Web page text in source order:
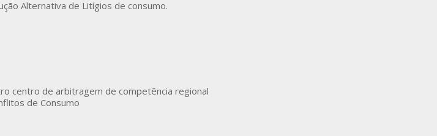
Alternativa de Litígios de consumo.
centro de arbitragem de competência regional
de Consumo